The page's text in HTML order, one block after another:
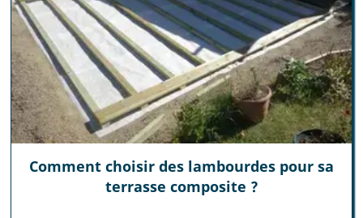
Comment choisir des lambourdes pour sa
terrasse composite ?